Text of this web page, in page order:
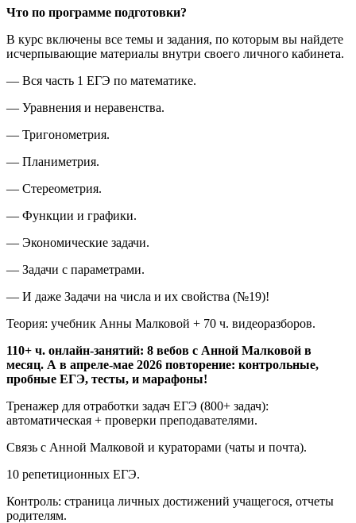
Что по программе подготовки?
В курс включены все темы и задания, по которым вы найдете
исчерпывающие материалы внутри своего личного кабинета.
— Вся часть 1 ЕГЭ по математике.
— Уравнения и неравенства.
— Тригонометрия.
— Планиметрия.
— Стереометрия.
— Функции и графики.
— Экономические задачи.
— Задачи с параметрами.
— И даже Задачи на числа и их свойства (№19)!
Теория: учебник Анны Малковой + 70 ч. видеоразборов.
110+ ч. онлайн-занятий: 8 вебов с Анной Малковой в
месяц. А в апреле-мае 2026 повторение: контрольные,
пробные ЕГЭ, тесты, и марафоны!
Тренажер для отработки задач ЕГЭ (800+ задач):
автоматическая + проверки преподавателями.
Связь с Анной Малковой и кураторами (чаты и почта).
10 репетиционных ЕГЭ.
Контроль: страница личных достижений учащегося, отчеты
родителям.